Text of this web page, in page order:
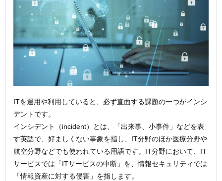
ITを運用や利用していると、必ず直面する課題の一つがインシ
デントです。
インシデント（incident）とは、「出来事、小事件」などを表
す英語で、好ましくない事象を指し、IT分野のほか医療分野や
航空分野などでも使われている用語です。IT分野において、IT
サービスでは「ITサービスの中断」を、情報セキュリティでは
「情報資産に対する侵害」を指します。